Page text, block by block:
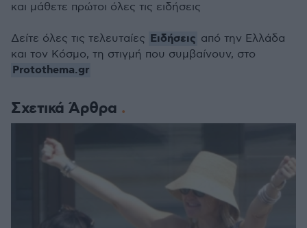
Σχετικά Άρθρα
και μάθετε πρώτοι όλες τις ειδήσεις
Δείτε όλες τις τελευταίες Ειδήσεις από την Ελλάδα
και τον Κόσμο, τη στιγμή που συμβαίνουν, στο
Protothema.gr